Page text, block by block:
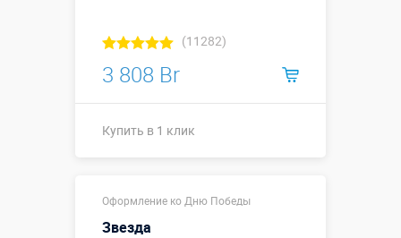
(11282)
3 808 Br
Купить в 1 клик
Оформление ко Дню Победы
Звезда